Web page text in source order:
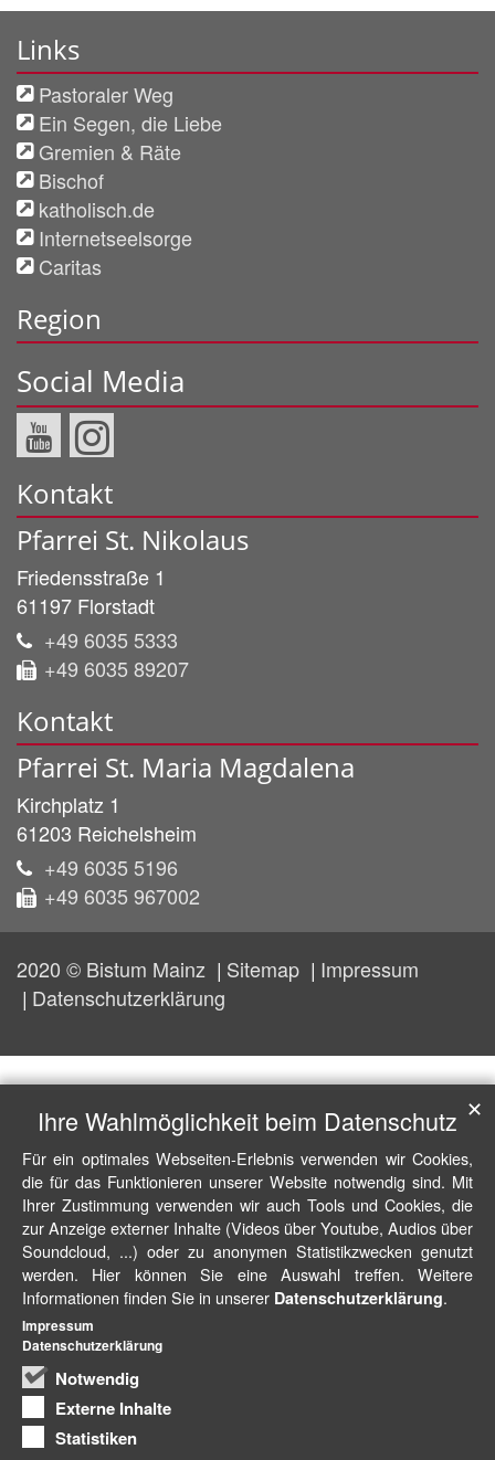
Links
Pastoraler Weg
Ein Segen, die Liebe
Gremien & Räte
Bischof
katholisch.de
Internetseelsorge
Caritas
Region
Social Media
Kontakt
Pfarrei St. Nikolaus
Friedensstraße 1
61197 Florstadt
+49 6035 5333
+49 6035 89207
Kontakt
Pfarrei St. Maria Magdalena
Kirchplatz 1
61203 Reichelsheim
+49 6035 5196
+49 6035 967002
2020 © Bistum Mainz Sitemap
Impressum
Datenschutzerklärung
Ihre Wahlmöglichkeit beim Datenschutz
Für ein optimales Webseiten-Erlebnis verwenden wir Cookies,
die für das Funktionieren unserer Website notwendig sind. Mit
Ihrer Zustimmung verwenden wir auch Tools und Cookies, die
zur Anzeige externer Inhalte (Videos über Youtube, Audios über
Soundcloud, ...) oder zu anonymen Statistikzwecken genutzt
werden. Hier können Sie eine Auswahl treffen. Weitere
Informationen finden Sie in unserer Datenschutzerklärung.
Notwendig
Externe Inhalte
Statistiken
✕
Impressum
Datenschutzerklärung